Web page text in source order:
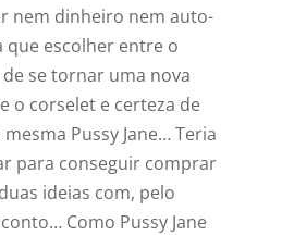
nem dinheiro nem auto-
que escolher entre o
se tornar uma nova
o corselet e certeza de
Pussy Jane… Teria
para conseguir comprar
ideias com, pelo
Como Pussy Jane